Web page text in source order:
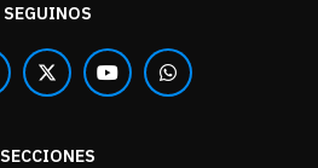
SEGUINOS
SECCIONES